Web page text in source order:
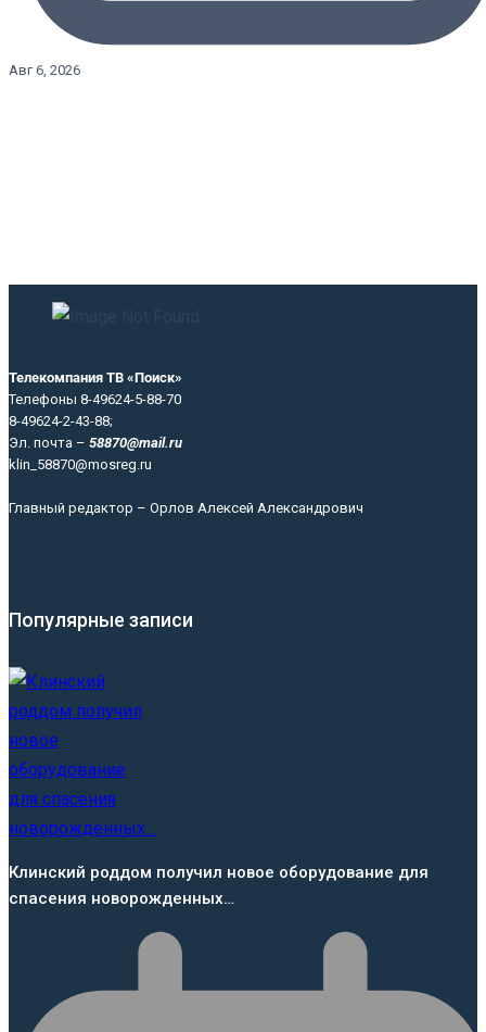
Авг 6, 2026
Телекомпания ТВ «Поиск»
Телефоны 8-49624-5-88-70
8-49624-2-43-88;
Эл. почта – 58870@mail.ru
klin_58870@mosreg.ru
Главный редактор – Орлов Алексей Александрович
Популярные записи
Клинский роддом получил новое оборудование для
спасения новорожденных…